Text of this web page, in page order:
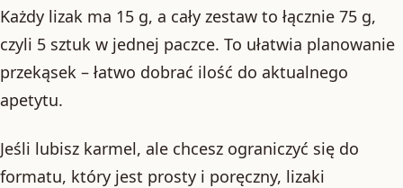
Każdy lizak ma 15 g, a cały zestaw to łącznie 75 g,
czyli 5 sztuk w jednej paczce. To ułatwia planowanie
przekąsek – łatwo dobrać ilość do aktualnego
apetytu.
Jeśli lubisz karmel, ale chcesz ograniczyć się do
formatu, który jest prosty i poręczny, lizaki